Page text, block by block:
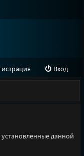
Вход
установленные данной